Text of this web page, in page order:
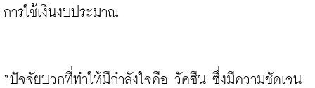
การใช้เงินงบประมาณ
“ปัจจัยบวกที่ทำให้มีกำลังใจคือ วัคซีน ซึ่งมีความชัดเจน